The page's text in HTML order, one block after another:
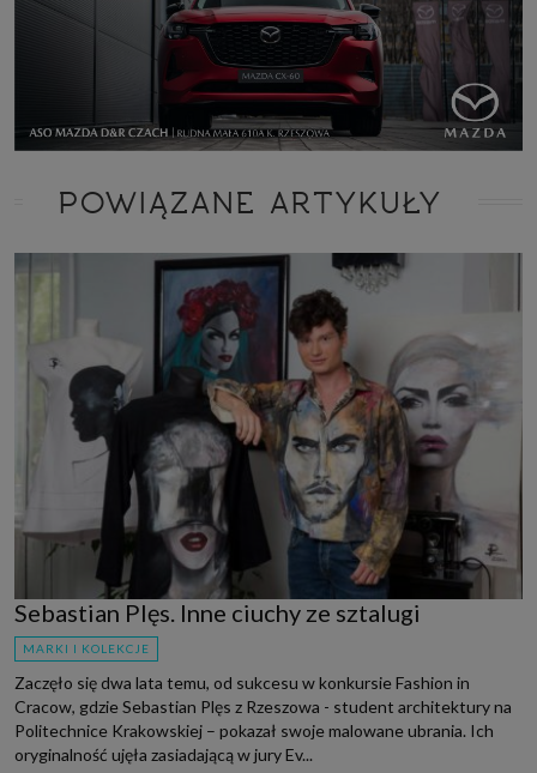
POWIĄZANE ARTYKUŁY
Sebastian Plęs. Inne ciuchy ze sztalugi
MARKI I KOLEKCJE
Zaczęło się dwa lata temu, od sukcesu w konkursie Fashion in
Cracow, gdzie Sebastian Plęs z Rzeszowa - student architektury na
Politechnice Krakowskiej – pokazał swoje malowane ubrania. Ich
oryginalność ujęła zasiadającą w jury Ev...